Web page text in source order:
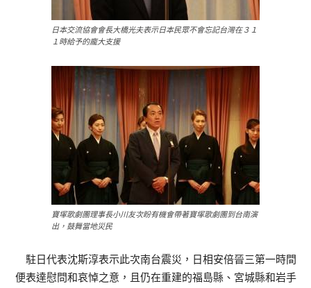
日本交流協會會長大橋光夫表示日本民眾不會忘記台灣在３１
１時給予的龐大支援
寶塚歌劇團理事長小川友次盼有機會帶著寶塚歌劇團到台南演
出，鼓舞當地災民
駐日代表沈斯淳表示此次南台震災，日相安倍晉三第一時間
便表達慰問和哀悼之意，且仍在重建的福島縣、宮城縣和岩手